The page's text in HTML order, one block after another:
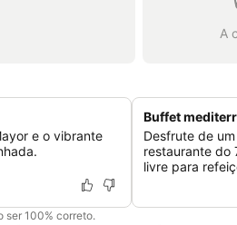
A
e o vibrante
Buffet
Desfrute de
restaurante do
livre para
ser 100% correto.